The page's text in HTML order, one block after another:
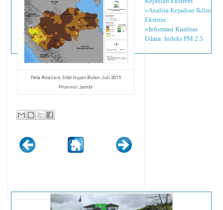
Peta Analisis Sifat Hujan Bulan Juli 2015
Provinsi Jambi
»Analisa Kejadian Iklim
Ekstrim
»Informasi Kualitas
Udara: Indeks PM 2.5